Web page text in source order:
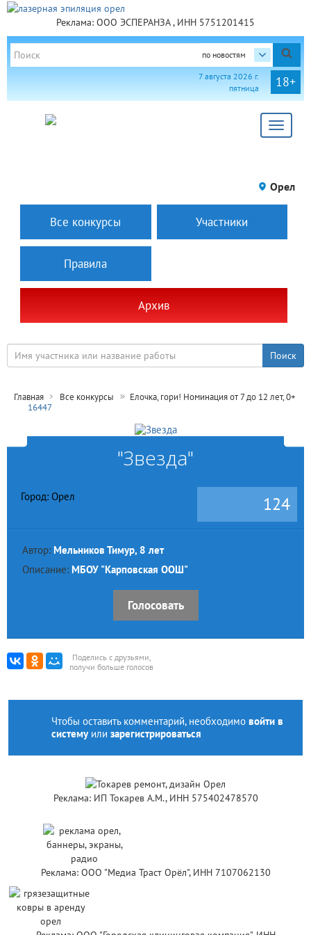
Реклама: ООО ЭСПЕРАНЗА , ИНН 5751201415
по новостям
18+
7 августа 2026 г.
пятница
Toggle
Орел
Все конкурсы Участники
Правила
Архив
Главная Все конкурсы
Елочка, гори! Номинация от 7 до 12 лет, 0+
16447
"Звезда"
Город: Орел 124
Автор: Мельников Тимур, 8 лет
Описание: МБОУ "Карповская ООШ"
Голосовать
Поделись с друзьями,
получи больше голосов
Чтобы оставить комментарий, необходимо войти в
системуили зарегистрироваться
Реклама: ИП Токарев А.М., ИНН 575402478570
Реклама: ООО "Медиа Траст Орёл", ИНН 7107062130